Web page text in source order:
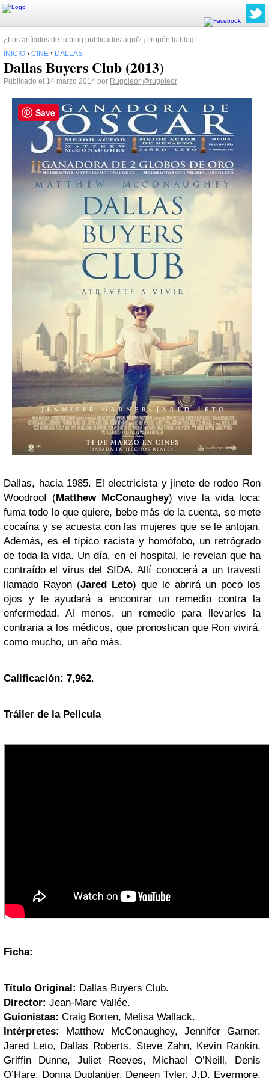
¿Los artículos de tu blog publicados aquí? ¡Propón tu blog!
INICIO › CINE › DALLAS
Dallas Buyers Club (2013)
Publicado el 14 marzo 2014 por Rugoleor @rugoleor
Dallas, hacia 1985. El electricista y jinete de rodeo Ron
Woodroof (Matthew McConaughey) vive la vida loca:
fuma todo lo que quiere, bebe más de la cuenta, se mete
cocaína y se acuesta con las mujeres que se le antojan.
Además, es el típico racista y homófobo, un retrógrado
de toda la vida. Un día, en el hospital, le revelan que ha
contraído el virus del SIDA. Allí conocerá a un travesti
llamado Rayon (Jared Leto) que le abrirá un poco los
ojos y le ayudará a encontrar un remedio contra la
enfermedad. Al menos, un remedio para llevarles la
contraria a los médicos, que pronostican que Ron vivirá,
como mucho, un año más.
Calificación: 7,962.
Tráiler de la Película
Ficha:
Título Original: Dallas Buyers Club.
Director: Jean-Marc Vallée.
Guionistas: Craig Borten, Melisa Wallack.
Intérpretes:
Matthew McConaughey, Jennifer Garner,
Jared Leto, Dallas Roberts, Steve Zahn, Kevin Rankin,
Griffin Dunne, Juliet Reeves, Michael O’Neill, Denis
O’Hare, Donna Duplantier, Deneen Tyler, J.D. Evermore,
Save